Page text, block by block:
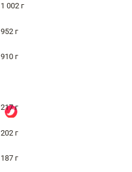
1 002 г
952 г
910 г
217 г
202 г
187 г